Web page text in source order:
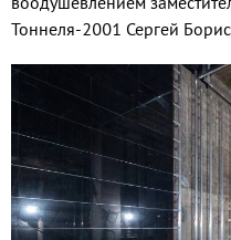
Тоннеля-2001 Сергей